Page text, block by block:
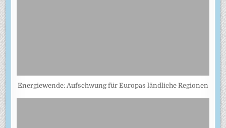
Energiewende: Aufschwung für Europas ländliche Regionen